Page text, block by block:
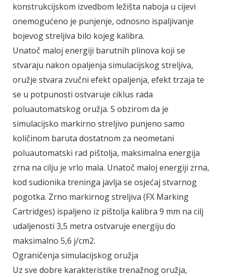
konstrukcijskom izvedbom ležišta naboja u cijevi
onemogućeno je punjenje, odnosno ispaljivanje
bojevog streljiva bilo kojeg kalibra.
Unatoč maloj energiji barutnih plinova koji se
stvaraju nakon opaljenja simulacijskog streljiva,
oružje stvara zvučni efekt opaljenja, efekt trzaja te
se u potpunosti ostvaruje ciklus rada
poluautomatskog oružja. S obzirom da je
simulacijsko markirno streljivo punjeno samo
količinom baruta dostatnom za neometani
poluautomatski rad pištolja, maksimalna energija
zrna na cilju je vrlo mala. Unatoč maloj energiji zrna,
kod sudionika treninga javlja se osjećaj stvarnog
pogotka. Zrno markirnog streljiva (FX Marking
Cartridges) ispaljeno iz pištolja kalibra 9 mm na cilj
udaljenosti 3,5 metra ostvaruje energiju do
maksimalno 5,6 j/cm2.
Ograničenja simulacijskog oružja
Uz sve dobre karakteristike trenažnog oružja,